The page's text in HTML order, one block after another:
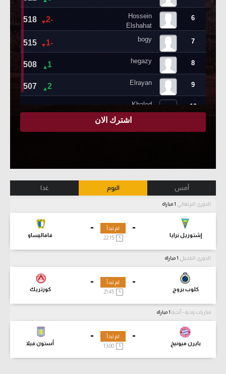
أمس اليوم غدا
الدوري البرتغالي
-
إشتوريل برايا
-
فاماليساو
لم تبدأ
22:15
الدوري البلجيكي
-
كلوب بروج
-
كورتريك
لم تبدأ
21:45
مباريات ودية - أندية
-
بايرن ميونيخ
-
أستون فيلا
لم تبدأ
13:00